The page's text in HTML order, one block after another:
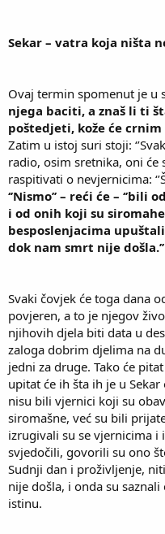
Sekar – vatra koja ništa
Ovaj termin spomenut je u
njega baciti, a znaš li ti
poštedjeti, kože će crnim
Zatim u istoj suri stoji:
radio, osim sretnika, oni će
raspitivati o nevjernicima:
‘’Nismo’’ – reći će –
i od onih koji su
besposlenjacima
dok nam smrt nije
Svaki čovjek će toga dana
povjeren, a to je njegov
njihovih djela biti data u
zaloga dobrim djelima na
jedni za druge. Tako će
upitat će ih šta ih je u
nisu bili vjernici koji su
siromašne, već su bili
izrugivali su se vjernicima i
svjedočili, govorili su ono
Sudnji dan i proživljenje,
nije došla, i onda su
istinu.